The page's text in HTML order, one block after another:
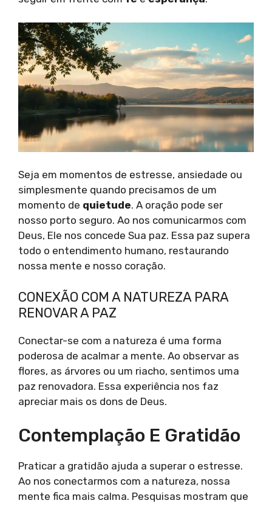
Seja em momentos de estresse, ansiedade ou
simplesmente quando precisamos de um
momento de quietude. A oração pode ser
nosso porto seguro. Ao nos comunicarmos com
Deus, Ele nos concede Sua paz. Essa paz supera
todo o entendimento humano, restaurando
nossa mente e nosso coração.
CONEXÃO COM A NATUREZA PARA
RENOVAR A PAZ
Conectar-se com a natureza é uma forma
poderosa de acalmar a mente. Ao observar as
flores, as árvores ou um riacho, sentimos uma
paz renovadora. Essa experiência nos faz
apreciar mais os dons de Deus.
Contemplação E Gratidão
Praticar a gratidão ajuda a superar o estresse.
Ao nos conectarmos com a natureza, nossa
mente fica mais calma. Pesquisas mostram que